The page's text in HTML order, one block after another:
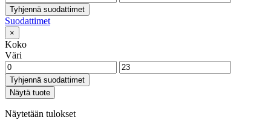
Tyhjennä suodattimet
Suodattimet
×
Koko
Väri
Tyhjennä suodattimet
Näytä tuote
Näytetään tulokset